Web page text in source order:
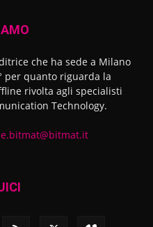
che ha sede a Milano
per quanto riguarda la
rivolta agli specialisti
Technology.